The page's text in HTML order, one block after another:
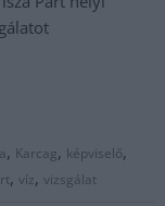
, Karcag, képviselő,
,víz,vizsgálat